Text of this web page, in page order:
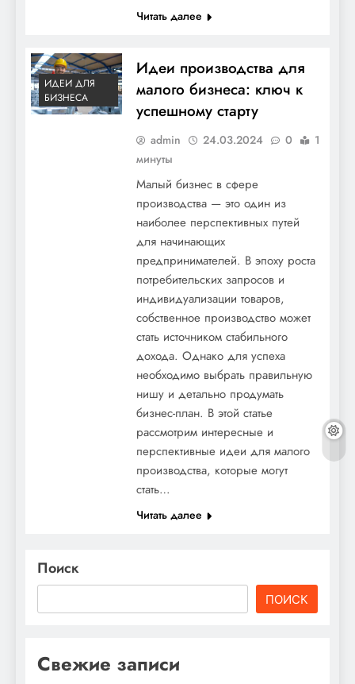
Читать далее
ИДЕИ ДЛЯ
БИЗНЕСА
Идеи производства для
малого бизнеса: ключ к
успешному старту
admin 24.03.2024 0
1
минуты
Малый бизнес в сфере
производства — это один из
наиболее перспективных путей
для начинающих
предпринимателей. В эпоху роста
потребительских запросов и
индивидуализации товаров,
собственное производство может
стать источником стабильного
дохода. Однако для успеха
необходимо выбрать правильную
нишу и детально продумать
бизнес-план. В этой статье
рассмотрим интересные и
перспективные идеи для малого
производства, которые могут
стать…
Читать далее
Поиск
ПОИСК
Свежие записи